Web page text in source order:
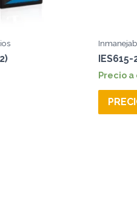
IES615-
Precio